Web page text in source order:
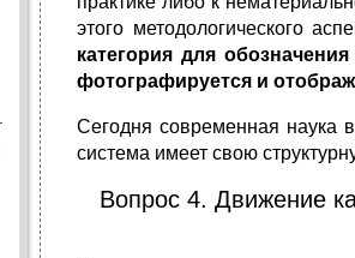
этого методологического
категория для
фотографируется и
Сегодня современная наука
система имеет свою
Вопрос 4. Движение